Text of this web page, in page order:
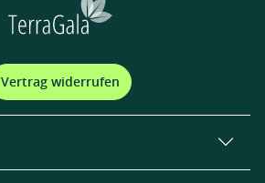
Vertrag widerrufen